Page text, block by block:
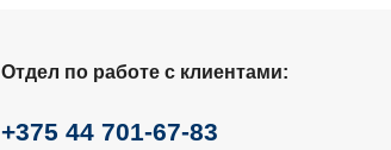
Отдел по работе с клиентами:
+375 44 701-67-83